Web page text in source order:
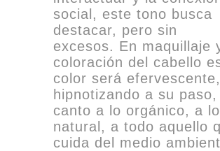
social, este tono busca
destacar, pero sin
excesos. En maquillaje
coloración del cabello
color será efervescente,
hipnotizando a su paso,
canto a lo orgánico, a lo
natural, a todo aquello
cuida del medio